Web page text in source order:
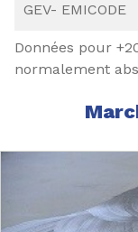
GEV- EMICODE
Données pour
normalement